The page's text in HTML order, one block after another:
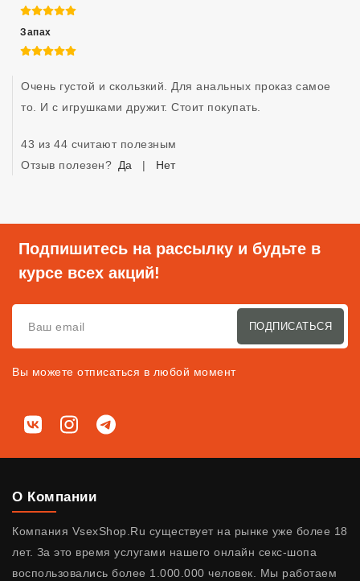
5 из 5
Запах
5 из 5
Очень густой и скользкий. Для анальных проказ самое
то. И с игрушками дружит. Стоит покупать.
43 из 44 считают полезным
Отзыв полезен? Да | Нет
Подпишитесь на рассылку и будьте в
курсе всех акций!
ПОДПИСАТЬСЯ
Вы можете отписаться в любой момент
Мы в соц. сетях
ВКонтактеInstagramTelegram
О Компании
Компания VsexShop.Ru существует на рынке уже более 18
лет. За это время услугами нашего онлайн секс-шопа
воспользовались более 1.000.000 человек. Мы работаем